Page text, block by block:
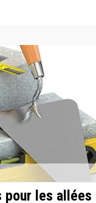
pour les allées